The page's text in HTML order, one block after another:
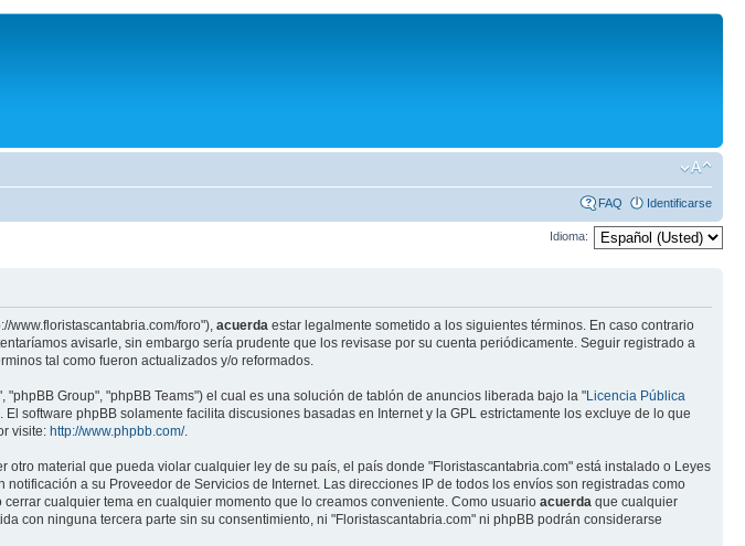
FAQ Identificarse
Idioma:
www.floristascantabria.com/foro"), acuerda estar legalmente sometido a los siguientes términos. En caso contrario
avisarle, sin embargo sería prudente que los revisase por su cuenta periódicamente. Seguir registrado a
tal como fueron actualizados y/o reformados.
Group", "phpBB Teams") el cual es una solución de tablón de anuncios liberada bajo la "Licencia Pública
. El software phpBB solamente facilita discusiones basadas en Internet y la GPL estrictamente los excluye de lo que
visite: http://www.phpbb.com/.
material que pueda violar cualquier ley de su país, el país donde "Floristascantabria.com" está instalado o Leyes
a su Proveedor de Servicios de Internet. Las direcciones IP de todos los envíos son registradas como
cualquier tema en cualquier momento que lo creamos conveniente. Como usuario acuerda que cualquier
con ninguna tercera parte sin su consentimiento, ni "Floristascantabria.com" ni phpBB podrán considerarse